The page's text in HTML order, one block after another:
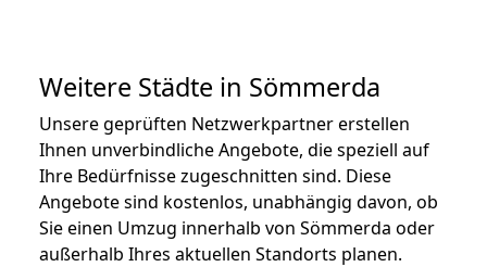
Weitere Städte in Sömmerda
Unsere geprüften Netzwerkpartner erstellen
Ihnen unverbindliche Angebote, die speziell auf
Ihre Bedürfnisse zugeschnitten sind. Diese
Angebote sind kostenlos, unabhängig davon, ob
Sie einen Umzug innerhalb von Sömmerda oder
außerhalb Ihres aktuellen Standorts planen.